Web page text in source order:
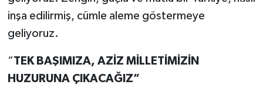
inşa edilirmiş, cümle aleme göstermeye
geliyoruz.
“TEK BAŞIMIZA, AZİZ MİLLETİMİZİN
HUZURUNA ÇIKACAĞIZ”